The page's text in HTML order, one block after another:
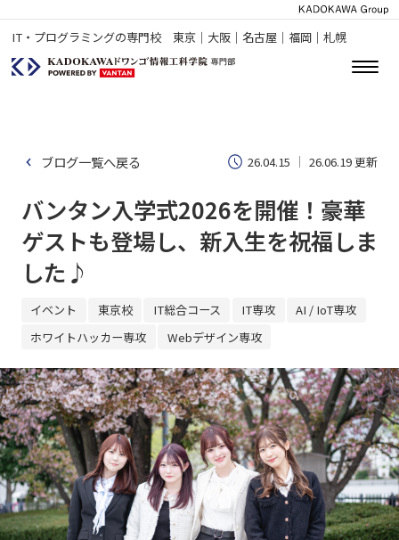
IT・プログラミングの専門校 東京｜大阪｜名古屋｜福岡｜札幌
ブログ一覧へ戻る 26.04.15 26.06.19 更新
バンタン入学式2026を開催！豪華
ゲストも登場し、新入生を祝福しま
した♪
イベント 東京校 IT総合コース IT専攻
AI / IoT専攻
ホワイトハッカー専攻
Webデザイン専攻